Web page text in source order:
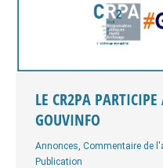
LE CR2PA PARTICIPE
GOUVINFO
Annonces Commentaire de
Publication